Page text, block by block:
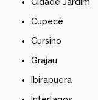
Cidade Jardim
Cupecê
Cursino
Grajau
Ibirapuera